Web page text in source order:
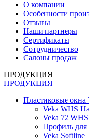
О компании
Особенности
Отзывы
Наши партнеры
Сертификаты
Сотрудничество
Салоны продаж
ПРОДУКЦИЯ
ПРОДУКЦИЯ
Пластиковые окна
Veka WHS
Veka 72 WHS
Профиль для
Veka Softline